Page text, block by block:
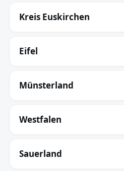
Kreis Euskirchen
Eifel
Münsterland
Westfalen
Sauerland